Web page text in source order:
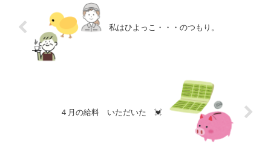
私はひよっこ・・・のつもり。
４月の給料 いただいた 💓